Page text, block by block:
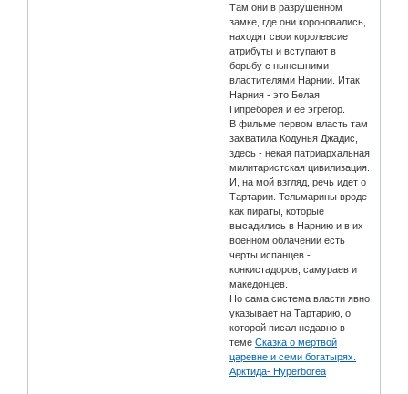
Там они в разрушенном
замке, где они короновались,
находят свои королевсие
атрибуты и вступают в
борьбу с нынешними
властителями Нарнии. Итак
Нарния - это Белая
Гипреборея и ее эгрегор.
В фильме первом власть там
захватила Кодунья Джадис,
здесь - некая патриархальная
милитаристская цивилизация.
И, на мой взгляд, речь идет о
Тартарии. Тельмарины вроде
как пираты, которые
высадились в Нарнию и в их
военном облачении есть
черты испанцев -
конкистадоров, самураев и
македонцев.
Но сама система власти явно
указывает на Тартарию, о
которой писал недавно в
темеСказка о мертвой
царевне и семи богатырях.
Арктида- Hyperborea